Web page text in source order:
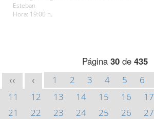
Esteban
Hora: 19:00 h.
Página 30 de 435
<< < 1 2 3 4 5 6
11
12 13 14 15 16 17
21
22 23 24 25 26 27